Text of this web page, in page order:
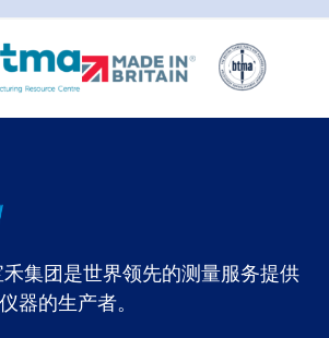
集团是世界领先的测量服务提供
器的生产者。